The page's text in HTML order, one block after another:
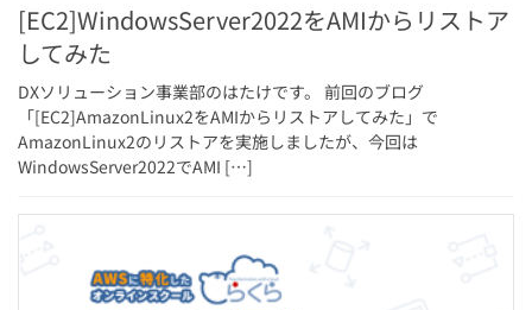
[EC2]WindowsServer2022をAMIからリストア
してみた
DXソリューション事業部のはたけです。 前回のブログ
「[EC2]AmazonLinux2をAMIからリストアしてみた」で
AmazonLinux2のリストアを実施しましたが、今回は
WindowsServer2022でAMI […]